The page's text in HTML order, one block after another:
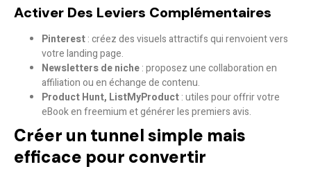
Activer Des Leviers Complémentaires
Pinterest: créez des visuels attractifs qui renvoient vers
votre landing page.
Newsletters de niche: proposez une collaboration en
affiliation ou en échange de contenu.
Product Hunt, ListMyProduct: utiles pour offrir votre
eBook en freemium et générer les premiers avis.
Créer un tunnel simple mais
efficace pour convertir